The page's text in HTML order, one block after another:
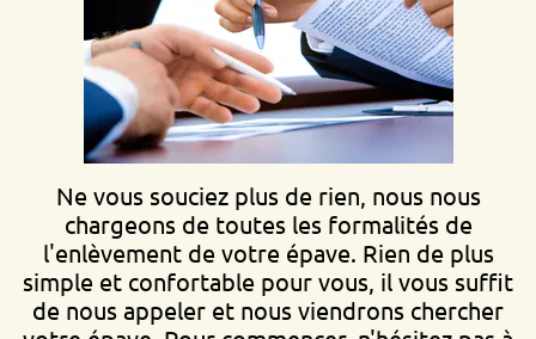
Ne vous souciez plus de rien, nous nous
chargeons de toutes les formalités de
l'enlèvement de votre épave. Rien de plus
simple et confortable pour vous, il vous suffit
de nous appeler et nous viendrons chercher